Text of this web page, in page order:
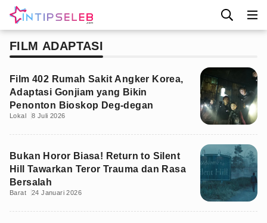
FILM ADAPTASI
Film 402 Rumah Sakit Angker Korea,
Adaptasi Gonjiam yang Bikin
Penonton Bioskop Deg-degan
Lokal 8 Juli 2026
Bukan Horor Biasa! Return to Silent
Hill Tawarkan Teror Trauma dan Rasa
Bersalah
Barat 24 Januari 2026